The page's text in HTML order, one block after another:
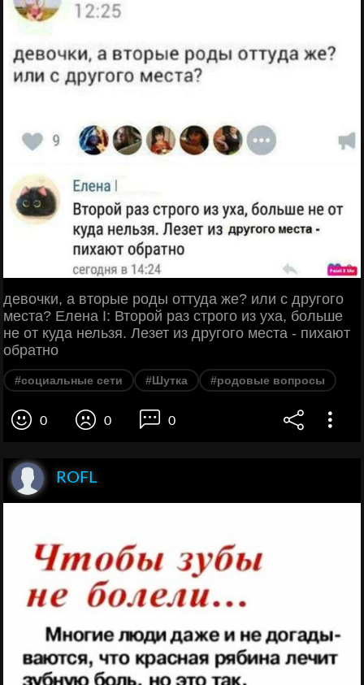
девочки, а вторые роды оттуда же? или с другого
места? Елена I: Второй раз строго из уха, больше
не от куда нельзя. Лезет из другого места - пихают
обратно
#социальные сети #Шутка #родовые вопросы
0 0 0
ROFL